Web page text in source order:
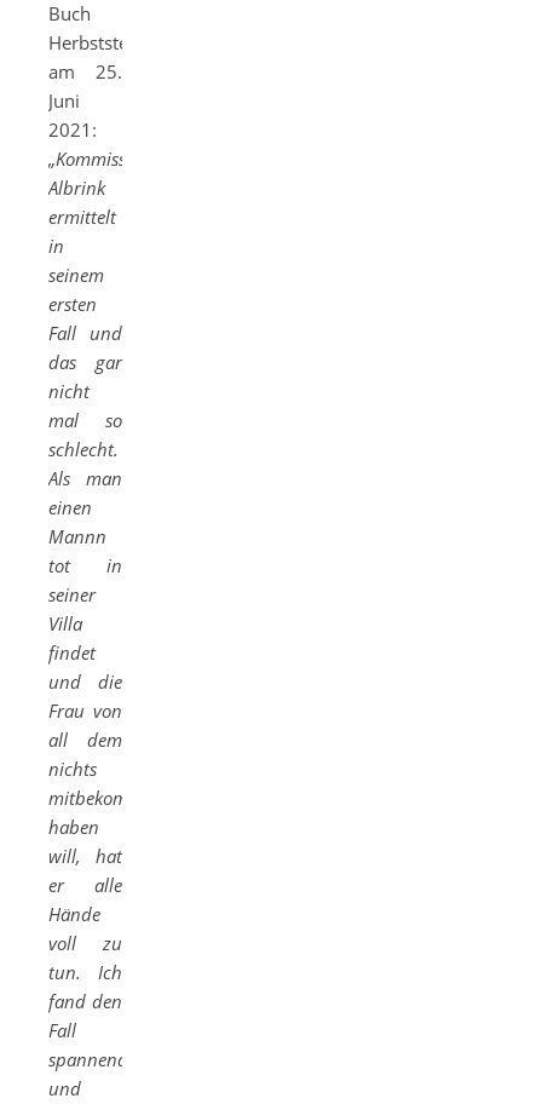
Buch
Herbststerben
am 25.
Juni
2021:
„Kommissar
Albrink
ermittelt
in
seinem
ersten
Fall und
das gar
nicht
mal so
schlecht.
Als man
einen
Mannn
tot in
seiner
Villa
findet
und die
Frau von
all dem
nichts
mitbekommen
haben
will, hat
er alle
Hände
voll zu
tun. Ich
fand den
Fall
spannend
und